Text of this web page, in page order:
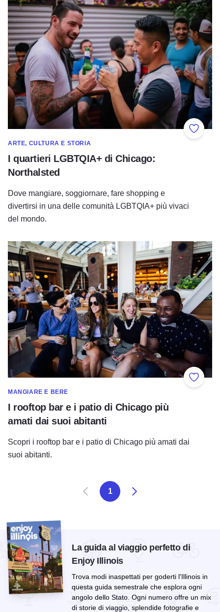
ARTE, CULTURA E STORIA
I quartieri LGBTQIA+ di Chicago:
Northalsted
Dove mangiare, soggiornare, fare shopping e
divertirsi in una delle comunità LGBTQIA+ più vivaci
del mondo.
MANGIARE E BERE
I rooftop bar e i patio di Chicago più
amati dai suoi abitanti
Scopri i rooftop bar e i patio di Chicago più amati dai
suoi abitanti.
I rooftop bar e i patio di Chicago più amati dai suoi abitanti
Prec 1 Succ
La guida al viaggio perfetto di
Enjoy Illinois
Trova modi inaspettati per goderti l'Illinois in
questa guida semestrale che esplora ogni
angolo dello Stato. Ogni numero offre un mix
di storie di viaggio, splendide fotografie e